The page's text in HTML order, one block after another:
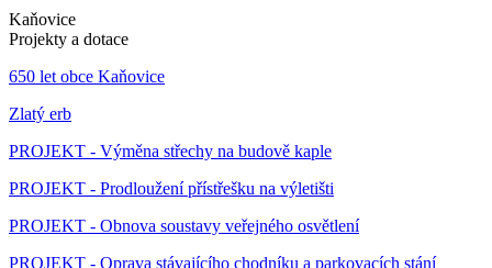
Kaňovice
Projekty a dotace
650 let obce Kaňovice
Zlatý erb
PROJEKT - Výměna střechy na budově kaple
PROJEKT - Prodloužení přístřešku na výletišti
PROJEKT - Obnova soustavy veřejného osvětlení
PROJEKT - Oprava stávajícího chodníku a parkovacích stání